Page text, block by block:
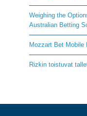
Weighing the
Australian Betting
Mozzart Bet Mobile
Rizkin toistuvat